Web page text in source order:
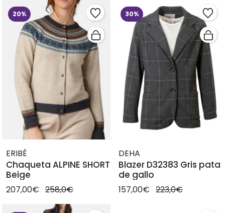
20%
ERIBÉ
Chaqueta ALPINE SHORT
Beige
207,00€ 258,0€
30%
DEHA
Blazer D32383 Gris pata
de gallo
157,00€ 223,0€